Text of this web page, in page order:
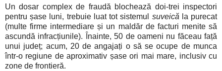
Un dosar complex de fraudă blochează doi-trei inspectori
pentru șase luni, trebuie luat tot sistemul suveică la purecat
(multe firme intermediare și un maldăr de facturi menite să
ascundă infracțiunile). Înainte, 50 de oameni nu făceau față
unui județ; acum, 20 de angajați o să se ocupe de munca
într-o regiune de aproximativ șase ori mai mare, inclusiv cu
zone de frontieră.